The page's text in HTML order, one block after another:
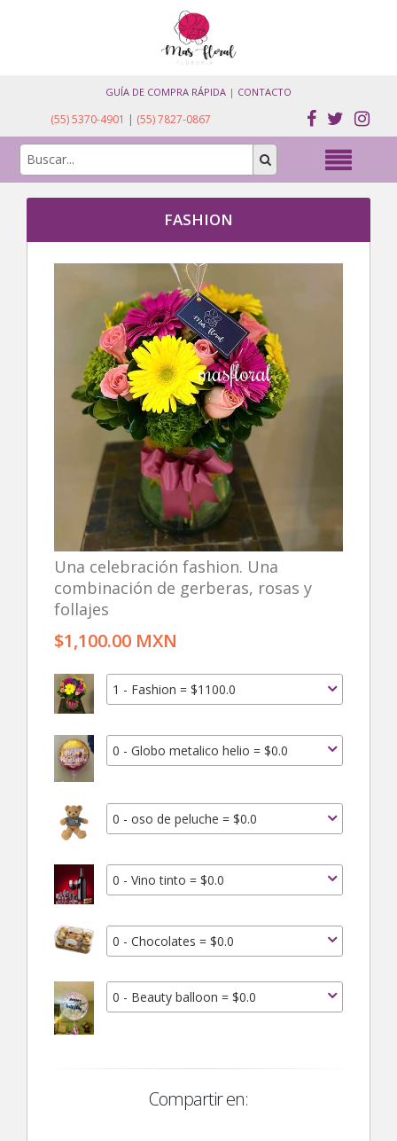
GUÍA DE COMPRA RÁPIDA | CONTACTO
(55) 5370-4901 | (55) 7827-0867
FASHION
Una celebración fashion. Una
combinación de gerberas, rosas y
follajes
$1,100.00 MXN
1 - Fashion = $1100.0
0 - Globo metalico helio = $0.0
0 - oso de peluche = $0.0
0 - Vino tinto = $0.0
0 - Chocolates = $0.0
0 - Beauty balloon = $0.0
Compartir en: